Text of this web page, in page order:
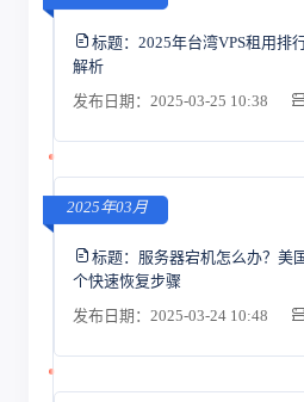
标题： 2025年台湾VPS租用排
解析
发布日期：2025-03-25 10:38
2025年03月
标题： 服务器宕机怎么办？美
个快速恢复步骤
发布日期：2025-03-24 10:48